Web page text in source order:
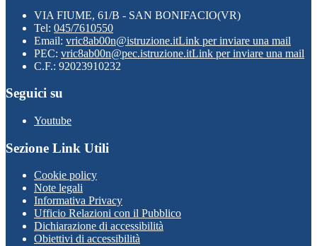
VIA FIUME, 61/B - SAN BONIFACIO(VR)
Tel: 045/7610550
Email: vric8ab00n@istruzione.itLink per inviare una mail
PEC: vric8ab00n@pec.istruzione.itLink per inviare una mail
C.F.: 92023910232
Seguici su
Youtube
Sezione Link Utili
Cookie policy
Note legali
Informativa Privacy
Ufficio Relazioni con il Pubblico
Dichiarazione di accessibilità
Obiettivi di accessibilità